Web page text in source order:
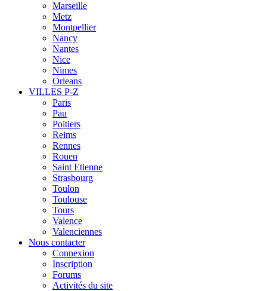
Marseille
Metz
Montpellier
Nancy
Nantes
Nice
Nimes
Orleans
VILLES P-Z
Paris
Pau
Poitiers
Reims
Rennes
Rouen
Saint Etienne
Strasbourg
Toulon
Toulouse
Tours
Valence
Valenciennes
Nous contacter
Connexion
Inscription
Forums
Activités du site